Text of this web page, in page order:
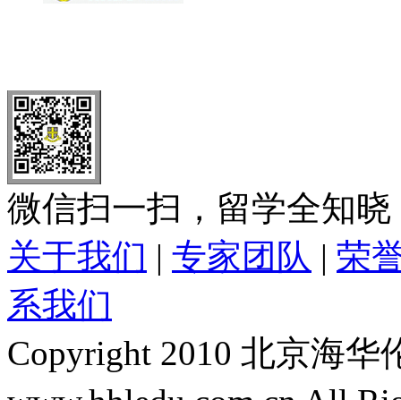
微信扫一扫，留学全知晓
关于我们 | 专家团队 | 荣
系我们
Copyright 2010 北京海